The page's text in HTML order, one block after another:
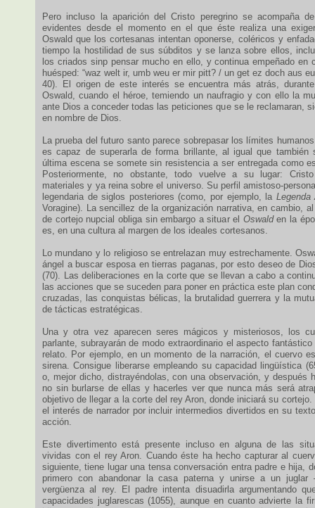
Pero incluso la aparición del Cristo peregrino se acompaña
evidentes desde el momento en el que éste realiza una
Oswald que los cortesanas intentan oponerse, coléricos y
tiempo la hostilidad de sus súbditos y se lanza sobre ellos,
los criados sinp pensar mucho en ello, y continua empeñado en
huésped: “waz welt ir, umb weu er mir pitt? / un get ez doch aus
40). El origen de este interés se encuentra más atrás,
Oswald, cuando el héroe, temiendo un naufragio y con ello la
ante Dios a conceder todas las peticiones que se le reclamaran,
en nombre de Dios.
La prueba del futuro santo parece sobrepasar los límites
es capaz de superarla de forma brillante, al igual que también
última escena se somete sin resistencia a ser entregada como
Posteriormente, no obstante, todo vuelve a su lugar:
materiales y ya reina sobre el universo. Su perfil amistoso-
legendaria de siglos posteriores (como, por ejemplo, la Legenda
Voragine). La sencillez de la organización narrativa, en cambio,
de cortejo nupcial obliga sin embargo a situar el Oswalden la
es, en una cultura al margen de los ideales cortesanos.
Lo mundano y lo religioso se entrelazan muy estrechamente.
ángel a buscar esposa en tierras paganas, por esto deseo de
(70). Las deliberaciones en la corte que se llevan a cabo a
las acciones que se suceden para poner en práctica este plan
cruzadas, las conquistas bélicas, la brutalidad guerrera y la
de tácticas estratégicas.
Una y otra vez aparecen seres mágicos y misteriosos, los
parlante, subrayarán de modo extraordinario el aspecto
relato. Por ejemplo, en un momento de la narración, el cuervo
sirena. Consigue liberarse empleando su capacidad lingüística
o, mejor dicho, distrayéndolas, con una observación, y después
no sin burlarse de ellas y hacerles ver que nunca más será
objetivo de llegar a la corte del rey Aron, donde iniciará su
el interés de narrador por incluir intermedios divertidos en su
acción.
Este divertimento está presente incluso en alguna de las
vividas con el rey Aron. Cuando éste ha hecho capturar al
siguiente, tiene lugar una tensa conversación entra padre e hija,
primero con abandonar la casa paterna y unirse a un
vergüenza al rey. El padre intenta disuadirla argumentando
capacidades juglarescas (1055), aunque en cuanto advierte la